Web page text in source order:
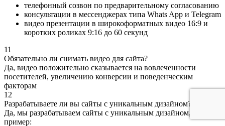
телефонный созвон по предварительному согласованию
консультации в мессенджерах типа Whats App и Telegram
видео презентации в широкоформатных видео 16:9 и
коротких роликах 9:16 до 60 секунд
11
Обязательно ли снимать видео для сайта?
Да, видео положительно сказывается на вовлеченности
посетителей, увеличению конверсии и поведенческим
факторам
12
Разрабатываете ли вы сайты с уникальным дизайном?
Да, мы разрабатываем сайты с уникальным дизайном, вот
пример: